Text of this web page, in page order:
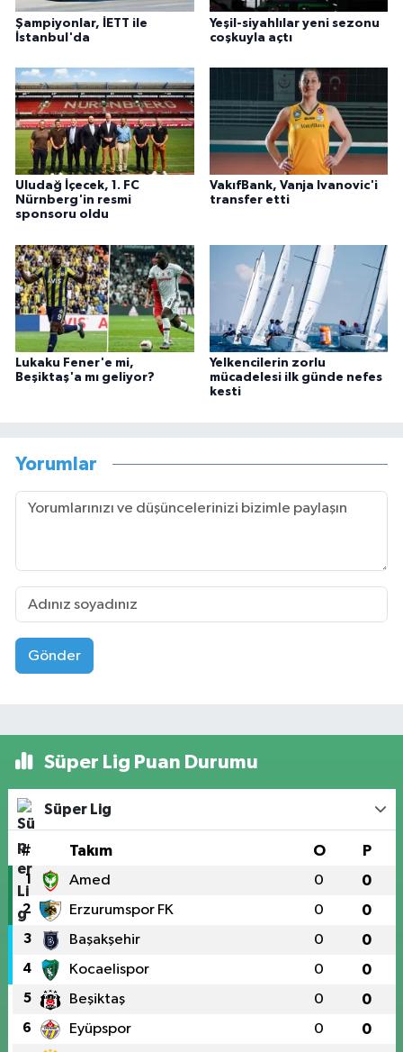
Şampiyonlar, İETT ile
İstanbul'da
Yeşil-siyahlılar yeni sezonu
coşkuyla açtı
Uludağ İçecek, 1. FC
Nürnberg'in resmi
sponsoru oldu
VakıfBank, Vanja Ivanovic'i
transfer etti
Lukaku Fener'e mi,
Beşiktaş'a mı geliyor?
Yelkencilerin zorlu
mücadelesi ilk günde nefes
kesti
Yorumlar
Gönder
Süper Lig Puan Durumu
Süper Lig
# Takım O P
1 Amed 0 0
2 Erzurumspor FK 0 0
3 Başakşehir 0 0
4 Kocaelispor 0 0
5 Beşiktaş 0 0
6 Eyüpspor 0 0